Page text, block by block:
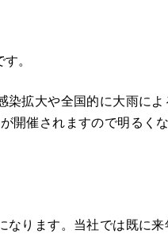
。
拡大や全国的に大雨によ
開催されますので明るく
ります。当社では既に